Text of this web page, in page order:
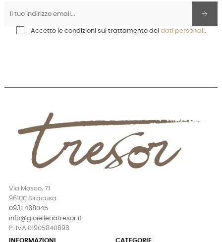
Accetto le condizioni sul trattamento dei dati personali.
Via Mosco, 71
96100 Siracusa
0931 468045
info@gioielleriatresor.it
P. IVA 01905840896